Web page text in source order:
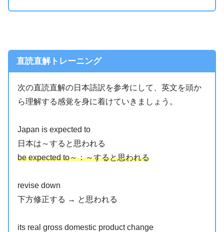
直読直解トレーニング
次の直読直解の日本語訳を参考にして、英文を頭か
ら理解する感覚を身に着けていきましょう。
Japan is expected to
日本は～すると思われる
be expected to～：～すると思われる
revise down
下方修正する → と思われる
its real gross domestic product change